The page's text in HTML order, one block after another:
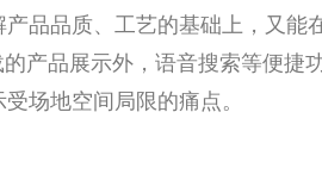
品品质、工艺的基础上，又
产品展示外，语音搜索等便
场地空间局限的痛点。